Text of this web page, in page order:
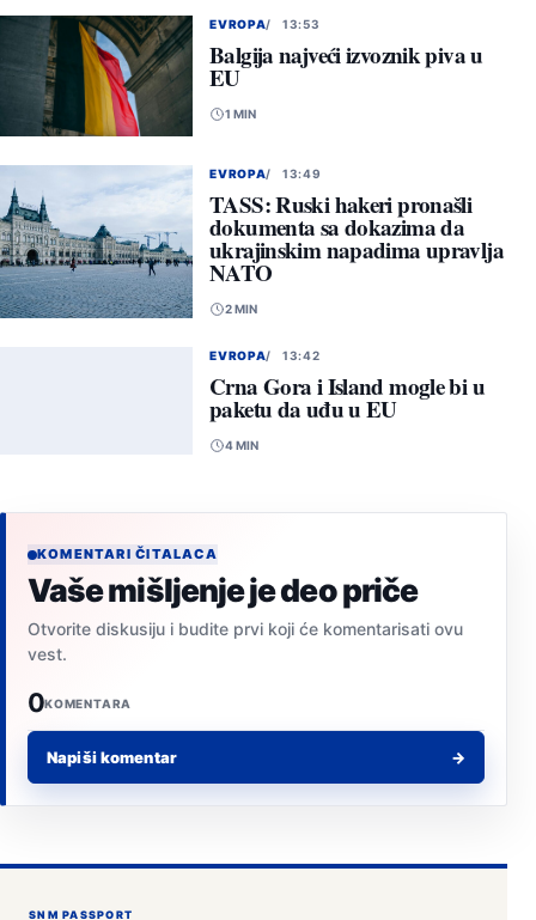
EVROPA 13:53
Balgija najveći izvoznik piva u
EU
1 MIN
EVROPA 13:49
TASS: Ruski hakeri pronašli
dokumenta sa dokazima da
ukrajinskim napadima upravlja
NATO
2 MIN
EVROPA 13:42
Crna Gora i Island mogle bi u
paketu da uđu u EU
4 MIN
KOMENTARI ČITALACA
Vaše mišljenje je deo priče
Otvorite diskusiju i budite prvi koji će komentarisati ovu
vest.
0KOMENTARA
Napiši komentar →
SNM PASSPORT